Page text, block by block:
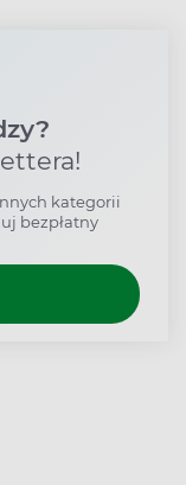
kategorii
bezpłatny